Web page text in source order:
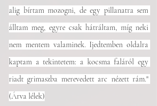
alig bírtam mozogni, de egy pillanatra sem
álltam meg, egyre csak hátráltam, míg neki
nem mentem valaminek. Ijedtemben oldalra
kaptam a tekintetem: a kocsma faláról egy
riadt grimaszba merevedett arc nézett rám."
(Árva lélek)